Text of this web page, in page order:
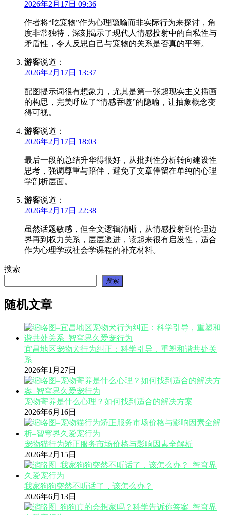
2026年2月17日 09:36
作者将“吃宠物”作为心理隐喻而非实际行为来探讨，角
度非常独特，深刻揭示了现代人情感投射中的自私性与
矛盾性，令人反思自己与宠物的关系是否真的平等。
游客说道：
2026年2月17日 13:37
配图提示词很有想象力，尤其是第一张超现实主义插画
的构思，完美呼应了“情感吞噬”的隐喻，让抽象概念变
得可视。
游客说道：
2026年2月17日 18:03
最后一段的总结升华得很好，从批判性分析转向建设性
思考，强调尊重与陪伴，避免了文章停留在单纯的心理
学剖析层面。
游客说道：
2026年2月17日 22:38
虽然话题敏感，但全文逻辑清晰，从情感投射到伦理边
界再到权力关系，层层递进，读起来很有启发性，适合
作为心理学或社会学课程的补充材料。
搜索
搜索
随机文章
宜昌地区宠物犬行为纠正：科学引导，重塑和谐共处关
系
2026年1月27日
宠物寄养是什么心理？如何找到适合的解决方案
2026年6月16日
宠物猫行为矫正服务市场价格与影响因素全解析
2026年2月15日
我家狗狗突然不听话了，该怎么办？
2026年6月13日